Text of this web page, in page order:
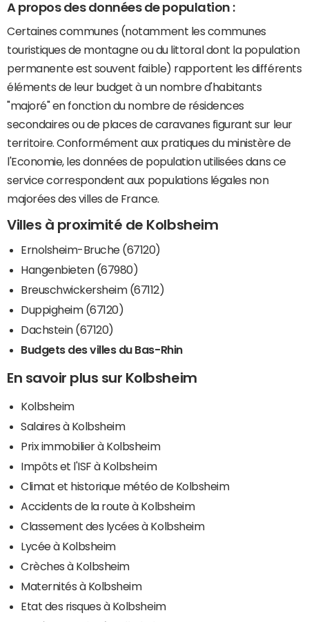
A propos des données de population :
Certaines communes (notamment les communes
touristiques de montagne ou du littoral dont la population
permanente est souvent faible) rapportent les différents
éléments de leur budget à un nombre d'habitants
"majoré" en fonction du nombre de résidences
secondaires ou de places de caravanes figurant sur leur
territoire. Conformément aux pratiques du ministère de
l'Economie, les données de population utilisées dans ce
service correspondent aux populations légales non
majorées des villes de France.
Villes à proximité de Kolbsheim
Ernolsheim-Bruche (67120)
Hangenbieten (67980)
Breuschwickersheim (67112)
Duppigheim (67120)
Dachstein (67120)
Budgets des villes du Bas-Rhin
En savoir plus sur Kolbsheim
Kolbsheim
Salaires à Kolbsheim
Prix immobilier à Kolbsheim
Impôts et l'ISF à Kolbsheim
Climat et historique météo de Kolbsheim
Accidents de la route à Kolbsheim
Classement des lycées à Kolbsheim
Lycée à Kolbsheim
Crèches à Kolbsheim
Maternités à Kolbsheim
Etat des risques à Kolbsheim